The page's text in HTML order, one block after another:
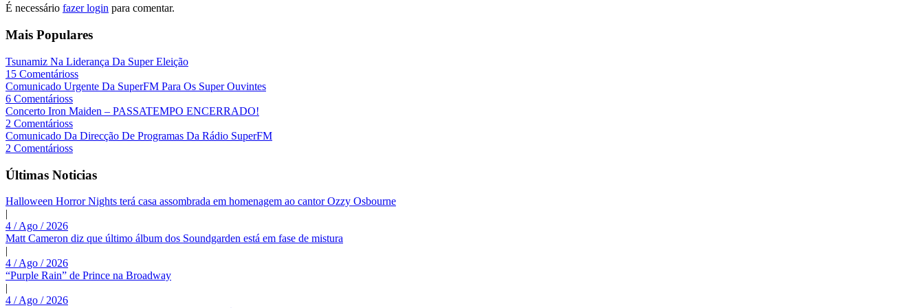
É necessário fazer login para comentar.
Mais Populares
Tsunamiz Na Liderança Da Super Eleição
15 Comentárioss
Comunicado Urgente Da SuperFM Para Os Super Ouvintes
6 Comentárioss
Concerto Iron Maiden – PASSATEMPO ENCERRADO!
2 Comentárioss
Comunicado Da Direcção De Programas Da Rádio SuperFM
2 Comentárioss
Últimas Noticias
Halloween Horror Nights terá casa assombrada em homenagem ao cantor Ozzy Osbourne
|
4 / Ago / 2026
Matt Cameron diz que último álbum dos Soundgarden está em fase de mistura
|
4 / Ago / 2026
“Purple Rain” de Prince na Broadway
|
4 / Ago / 2026